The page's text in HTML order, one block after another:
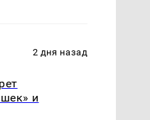
2 дня назад
и